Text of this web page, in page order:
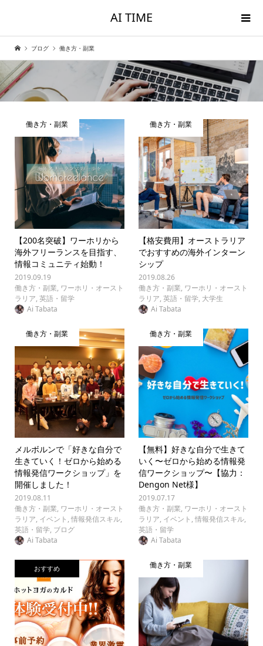
AI TIME
ブログ 働き方・副業
働き方・副業
【200名突破】ワーホリから
海外フリーランスを目指す、
情報コミュニティ始動！
2019.09.19
働き方・副業, ワーホリ・オースト
ラリア, 英語・留学
Ai Tabata
働き方・副業
【格安費用】オーストラリア
でおすすめの海外インターン
シップ
2019.08.26
働き方・副業, ワーホリ・オースト
ラリア,英語・留学, 大学生
Ai Tabata
働き方・副業
メルボルンで「好きな自分で
生きていく！ゼロから始める
情報発信ワークショップ」を
開催しました！
2019.08.11
働き方・副業, ワーホリ・オースト
ラリア, イベント , 情報発信スキル,
英語・留学, ブログ
Ai Tabata
働き方・副業
【無料】好きな自分で生きて
いく〜ゼロから始める情報発
信ワークショップ〜【協力：
Dengon Net様】
2019.07.17
働き方・副業, ワーホリ・オースト
ラリア, イベント ,情報発信スキル,
英語・留学
Ai Tabata
おすすめ 働き方・副業